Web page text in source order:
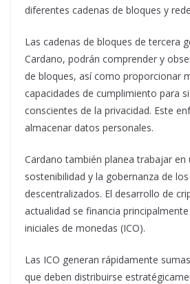
diferentes cadenas de bloques y
Las cadenas de bloques de tercera
Cardano, podrán comprender y
de bloques, así como proporcionar
capacidades de cumplimiento para
conscientes de la privacidad. Este
almacenar datos personales.
Cardano también planea trabajar en
sostenibilidad y la gobernanza de
descentralizados. El desarrollo de
actualidad se financia
iniciales de monedas (ICO).
Las ICO generan rápidamente
que deben distribuirse